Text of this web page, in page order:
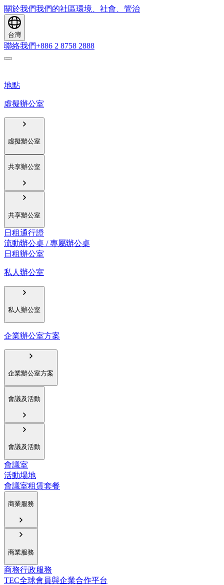
關於我們我們的社區環境、社會、管治
台灣
聯絡我們+886 2 8758 2888
地點
虛擬辦公室
虛擬辦公室
共享辦公室
共享辦公室
日租通行證
流動辦公桌 / 專屬辦公桌
日租辦公室
私人辦公室
私人辦公室
企業辦公室方案
企業辦公室方案
會議及活動
會議及活動
會議室
活動場地
會議室租賃套餐
商業服務
商業服務
商務行政服務
TEC全球會員與企業合作平台